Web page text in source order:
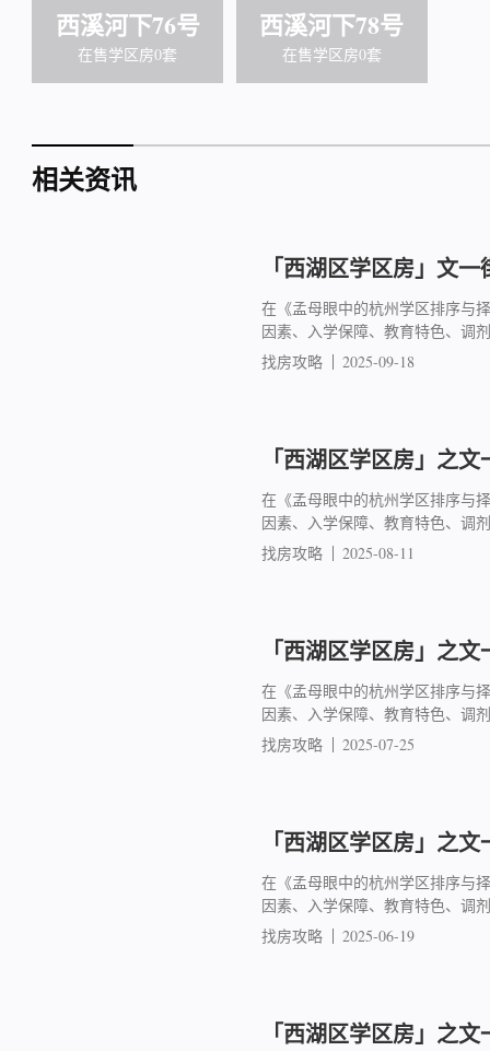
西溪河下76号
在售学区房0套
西溪河下78号
在售学区房0套
相关资讯
「西湖区学区房」文
在《孟母眼中的杭州学区排序与
因素、入学保障、教育特色、调
找房攻略
2025-09-18
「西湖区学区房」之
在《孟母眼中的杭州学区排序与
因素、入学保障、教育特色、调
找房攻略
2025-08-11
「西湖区学区房」之
在《孟母眼中的杭州学区排序与
因素、入学保障、教育特色、调
找房攻略
2025-07-25
「西湖区学区房」之
在《孟母眼中的杭州学区排序与
因素、入学保障、教育特色、调
找房攻略
2025-06-19
「西湖区学区房」之